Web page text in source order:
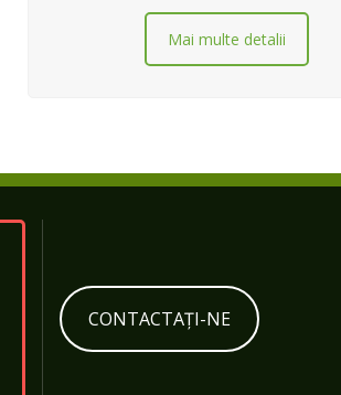
Mai multe detalii
CONTACTAȚI-NE